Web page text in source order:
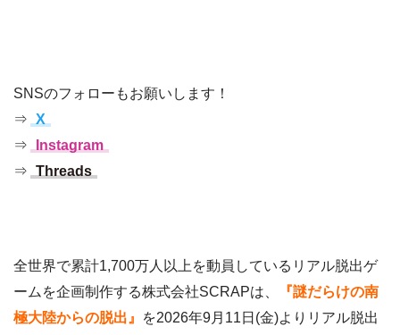
SNSのフォローもお願いします！
⇒ X
⇒
Instagram
⇒ Threads
全世界で累計1,700万人以上を動員しているリアル脱出ゲ
ームを企画制作する株式会社SCRAPは、
『謎だらけの南
極大陸からの脱出』
を2026年9月11日(金)よりリアル脱出